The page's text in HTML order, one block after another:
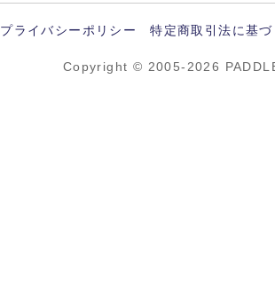
プライバシーポリシー 特定商取引法に基
Copyright © 2005-2026